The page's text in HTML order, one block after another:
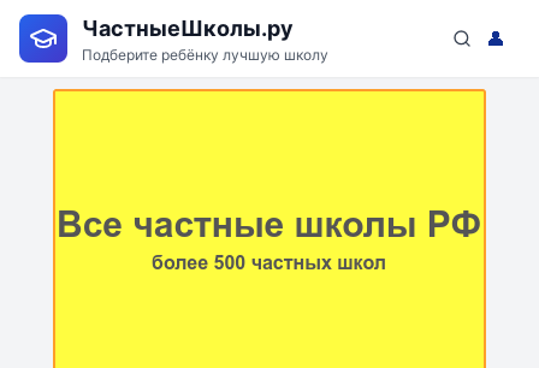
ЧастныеШколы.ру
Подберите ребёнку лучшую школу
👤